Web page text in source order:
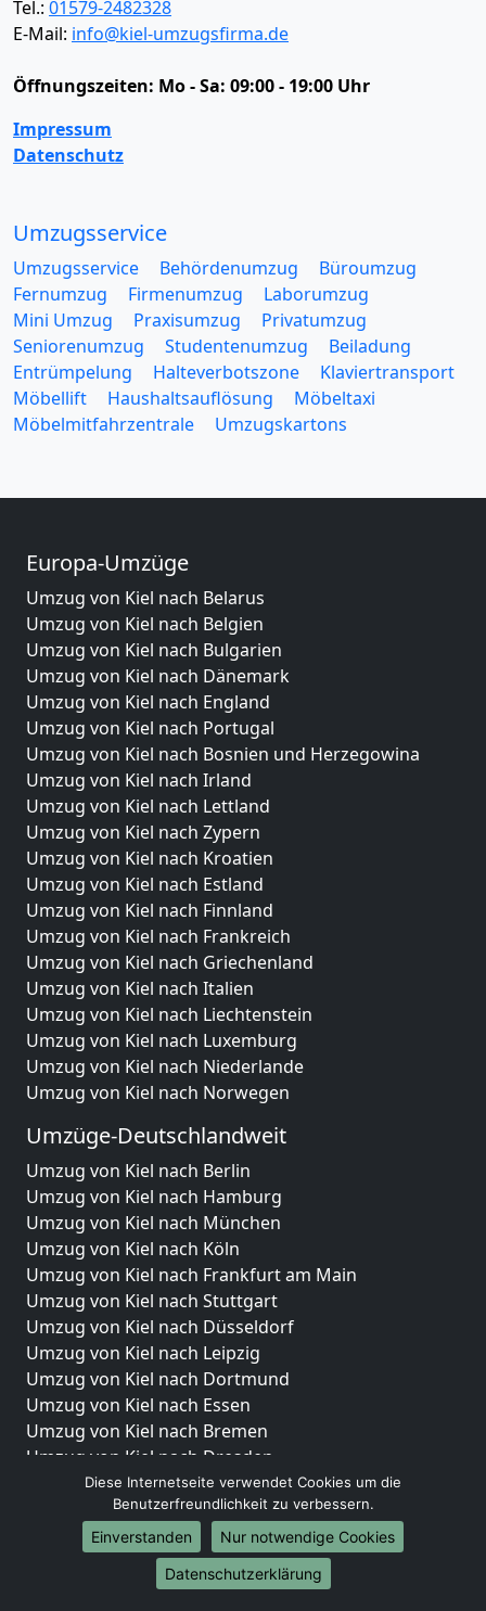
Tel.: 01579-2482328
E-Mail: info@kiel-umzugsfirma.de
Öffnungszeiten: Mo - Sa: 09:00 - 19:00 Uhr
Impressum
Datenschutz
Umzugsservice
Umzugsservice Behördenumzug
Büroumzug
Fernumzug
Firmenumzug
Laborumzug
Mini Umzug
Praxisumzug
Privatumzug
Seniorenumzug
Studentenumzug
Beiladung
Entrümpelung
Halteverbotszone
Klaviertransport
Möbellift
Haushaltsauflösung
Möbeltaxi
Möbelmitfahrzentrale
Umzugskartons
Europa-Umzüge
Umzug von Kiel nach Belarus
Umzug von Kiel nach Belgien
Umzug von Kiel nach Bulgarien
Umzug von Kiel nach Dänemark
Umzug von Kiel nach England
Umzug von Kiel nach Portugal
Umzug von Kiel nach Bosnien und Herzegowina
Umzug von Kiel nach Irland
Umzug von Kiel nach Lettland
Umzug von Kiel nach Zypern
Umzug von Kiel nach Kroatien
Umzug von Kiel nach Estland
Umzug von Kiel nach Finnland
Umzug von Kiel nach Frankreich
Umzug von Kiel nach Griechenland
Umzug von Kiel nach Italien
Umzug von Kiel nach Liechtenstein
Umzug von Kiel nach Luxemburg
Umzug von Kiel nach Niederlande
Umzug von Kiel nach Norwegen
Umzüge-Deutschlandweit
Umzug von Kiel nach Berlin
Umzug von Kiel nach Hamburg
Umzug von Kiel nach München
Umzug von Kiel nach Köln
Umzug von Kiel nach Frankfurt am Main
Umzug von Kiel nach Stuttgart
Umzug von Kiel nach Düsseldorf
Umzug von Kiel nach Leipzig
Umzug von Kiel nach Dortmund
Umzug von Kiel nach Essen
Umzug von Kiel nach Bremen
Umzug von Kiel nach Dresden
Umzug von Kiel nach Hannover
Umzug von Kiel nach Nürnberg
Umzug von Kiel nach Duisburg
Umzug von Kiel nach Bochum
Umzug von Kiel nach Wuppertal
Diese Internetseite verwendet Cookies um die
Benutzerfreundlichkeit zu verbessern.
Einverstanden
Nur notwendige Cookies
Datenschutzerklärung